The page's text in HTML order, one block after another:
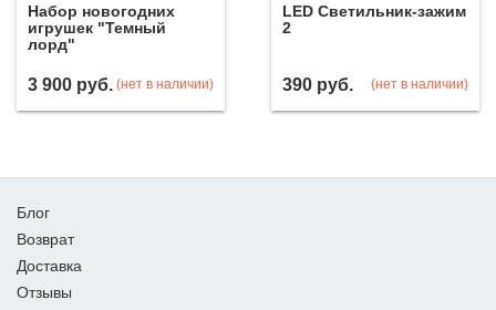
Набор новогодних
игрушек "Темный
лорд"
3 900 руб. (нет в наличии)
LED Светильник-зажим
2
390 руб. (нет в наличии)
Блог
Возврат
Доставка
Отзывы